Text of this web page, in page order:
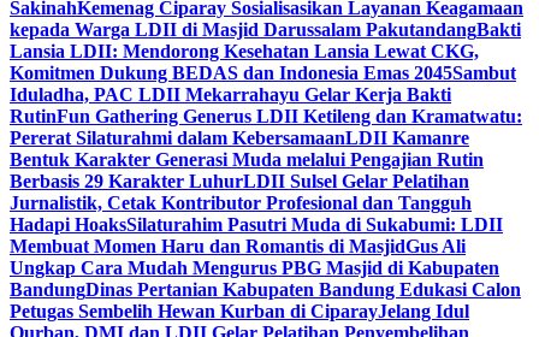
SakinahKemenag Ciparay Sosialisasikan Layanan Keagamaan
kepada Warga LDII di Masjid Darussalam PakutandangBakti
Lansia LDII: Mendorong Kesehatan Lansia Lewat CKG,
Komitmen Dukung BEDAS dan Indonesia Emas 2045Sambut
Iduladha, PAC LDII Mekarrahayu Gelar Kerja Bakti
RutinFun Gathering Generus LDII Ketileng dan Kramatwatu:
Pererat Silaturahmi dalam KebersamaanLDII Kamanre
Bentuk Karakter Generasi Muda melalui Pengajian Rutin
Berbasis 29 Karakter LuhurLDII Sulsel Gelar Pelatihan
Jurnalistik, Cetak Kontributor Profesional dan Tangguh
Hadapi HoaksSilaturahim Pasutri Muda di Sukabumi: LDII
Membuat Momen Haru dan Romantis di MasjidGus Ali
Ungkap Cara Mudah Mengurus PBG Masjid di Kabupaten
BandungDinas Pertanian Kabupaten Bandung Edukasi Calon
Petugas Sembelih Hewan Kurban di CiparayJelang Idul